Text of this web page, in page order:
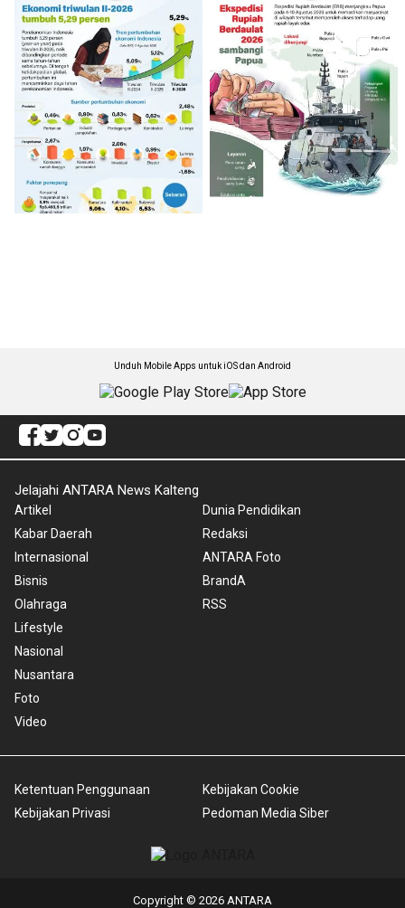
Unduh Mobile Apps untuk iOS dan Android
Jelajahi ANTARA News Kalteng
Artikel
Kabar Daerah
Internasional
Bisnis
Olahraga
Lifestyle
Nasional
Nusantara
Foto
Video
Dunia Pendidikan
Redaksi
ANTARA Foto
BrandA
RSS
Ketentuan Penggunaan
Kebijakan Privasi
Kebijakan Cookie
Pedoman Media Siber
Copyright © 2026 ANTARA